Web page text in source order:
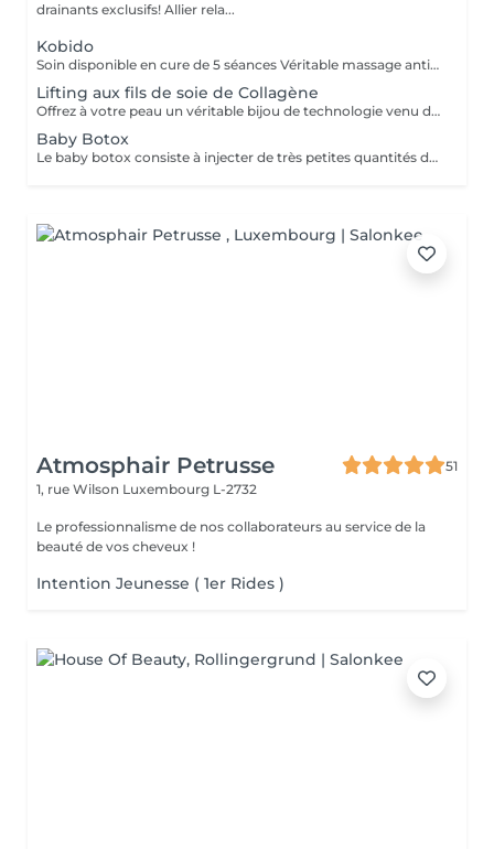
drainants exclusifs! Allier rela...
Kobido
Soin disponible en cure de 5 séances Véritable massage anti-âge global, ce lifting manuel japonais appélé "Ko Bi Do" , agit en profondeur sur les rides, la fermeté et l'éclat de la peau, en insistant sur le contour des yeux, la bouche, les joues, le front, l'ovale du visage et le cou. La peau est lissée, le teint éclatant et l'esprit parfaitement détendu. Le Soin Massage Kobido Régénérant associe les manuvres précises et rythmées de la Dermapuncture®, Une alternance codifiée de manuvres étudiées pour lifter la peau en profondeur, régénérer les cellules et relancer le Qi. Durant ces 70 minutes, les points énergétiques sont stimulés, les traits du visage et du cou sont lissés en profondeur, la peau retrouve sa tonicité et l'ovale est restructuré. Des résultats prouvés 100% SENSATION DE LIFTING IMMÉDIAT¹ 91% DES RIDES VISIBLEMENT LISSÉES¹ 95% REGARD DÉFATIGUÉ¹ -21,5% RELÂCHEMENT DE LA PEAU DU COU²
Lifting aux fils de soie de Collagène
Offrez à votre peau un véritable bijou de technologie venu de Corée : L'Éclat de Soie, le soin visage nouvelle génération aux fils de soie infusés de collagène. Ce protocole raffiné combine innovation cosmétique et gestuelle experte pour un effet lifting immédiat, sans aiguille ni douleur. Les fils fondent au contact de la peau et agissent en profondeur pour stimuler le collagène naturel, lisser les rides, repulper les volumes et sublimer l'éclat du teint. Résultats visibles dès la première séance : Rides lissées Peau raffermie et repulpée Teint lumineux et uniforme Contours du visage redessinés Parfait en cure ou en soin coup d'éclat, le Soin aux Fils de Soie de Collagène redonne à votre visage fraîcheur, fermeté et éclat, naturellement.
Baby Botox
Le baby botox consiste à injecter de très petites quantités de toxine botulique dans des zones ciblées du visage pour atténuer les rides et les ridules. On parle ici de microdoses qui permettent de lisser la peau sans figer les expressions. Ainsi, il prévient l'apparition des rides d'expression tout en laissant le visage bouger naturellement. Le botox est injecté avec un baby roller et non une aiguille comme chez le médecin, ce qui fait que le produit va figer les rides jusqu'à l'épiderme et non jusqu'aux muscles. Effet plus naturel que le botox traditionnel Tenue entre 3 et 6 mois Merci de prendre RDV minimum 5 jours avant la date du RDV pour commande du botox
Atmosphair Petrusse
51
1, rue Wilson Luxembourg L-2732
Le professionnalisme de nos collaborateurs au service de la
beauté de vos cheveux !
Intention Jeunesse ( 1er Rides )